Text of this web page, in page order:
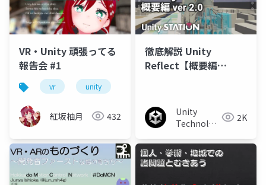
VR・Unity 頑張ってる
報告会 #1
vr unity
紅坂柚月 432
徹底解説 Unity
Reflect【概要編
Unity
Technologies 2K